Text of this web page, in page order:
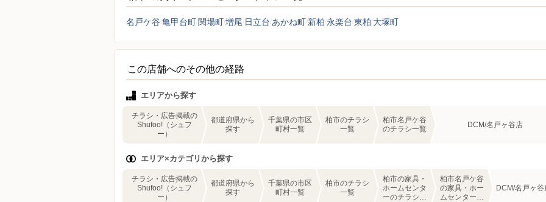
名戸ケ谷 亀甲台町 関場町増尾 日立台 あかね町 新柏 永楽台 東柏 大塚町
この店舗へのその他の経路
エリアから探す
チラシ・広告掲載の
Shufoo!（シュフ
ー）
都道府県から
探す
千葉県の市区
町村一覧
柏市のチラシ
一覧
柏市名戸ケ谷
のチラシ一覧
DCM/名戸ヶ谷店
エリア×カテゴリから探す
チラシ・広告掲載の
Shufoo!（シュフ
ー）
都道府県から
探す
千葉県の市区
町村一覧
柏市のチラシ
一覧
柏市の家具・
ホームセンタ
ーのチラシ一
柏市名戸ケ谷
の家具・ホー
ムセンターの
DCM/名戸ヶ谷